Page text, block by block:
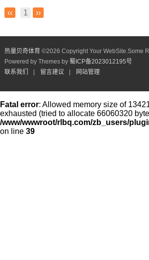
‹‹ 1 ››
热量贝奇体育 ©2026 Copyright Your WebSite.Some
Powered by Themes by 蜀ICP备2023012195号
联系我们
留言建议 网站管理
Fatal error: Allowed memory size of
exhausted (tried to allocate 66060320
/www/wwwroot/rlbq.com/zb_users/
on line 39